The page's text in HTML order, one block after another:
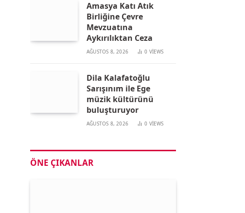
Amasya Katı Atık
Birliğine Çevre
Mevzuatına
Aykırılıktan Ceza
AĞUSTOS 8, 2026 0 VIEWS
Dila Kalafatoğlu
Sarışınım ile Ege
müzik kültürünü
buluşturuyor
AĞUSTOS 8, 2026 0 VIEWS
ÖNE ÇIKANLAR